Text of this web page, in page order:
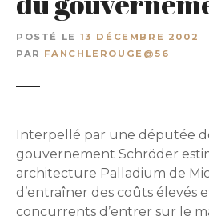
POSTÉ LE 13 DÉCEMBRE 2002
PAR FANCHLEROUGE@56
Interpellé par une députée
gouvernement Schröder
architecture Palladium de
d’entraîner des coûts élevés
concurrents d’entrer sur le